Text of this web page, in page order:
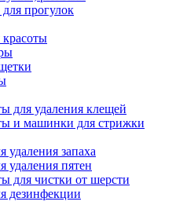
прогулок
для удаления клещей
и машинки для стрижки
удаления запаха
удаления пятен
для чистки от шерсти
дезинфекции